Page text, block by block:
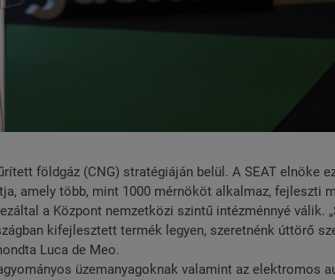
földgáz (CNG) stratégiáján belül. A SEAT elnöke
amely több, mint 1000 mérnököt alkalmaz, fejleszti
a Központ nemzetközi szintű intézménnyé válik.
kifejlesztett termék legyen, szeretnénk úttörő
Luca de Meo.
üzemanyagoknak valamint az elektromos